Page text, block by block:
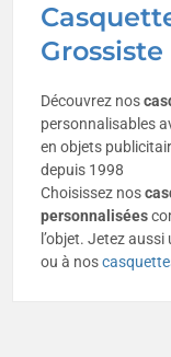
Grossiste
Découvrez nos
personnalisables
en objets
depuis 1998
Choisissez nos
personnalisées
l’objet. Jetez
ou à nos